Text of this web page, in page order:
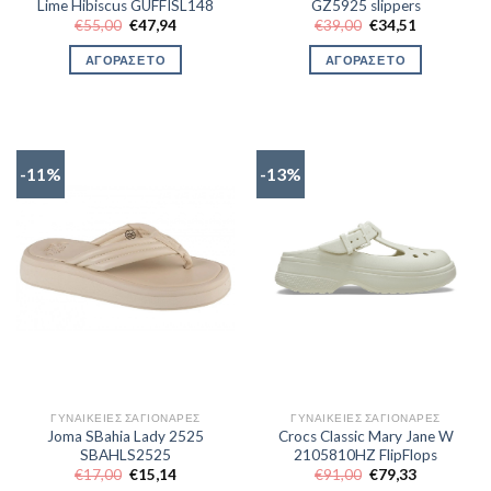
Lime Hibiscus GUFFISL148
€55,00 Original
price
was:
€55,00.
€47,94Η
τιμή
ΑΓΟΡΑΣΕ ΤΟ
GZ5925 slippers
€39,00 Original
price
was:
€39,00.
€34,51
τιμή
ΑΓΟΡΑΣΕ ΤΟ
-11%
ΓΥΝΑΙΚΕΊΕΣ ΣΑΓΙΟΝΆΡΕΣ
Joma SBahia Lady 2525
SBAHLS2525
€17,00 Original
€15,14Η
-13%
ΓΥΝΑΙΚΕΊΕΣ ΣΑΓΙΟΝΆΡΕΣ
Crocs Classic Mary Jane W
2105810HZ FlipFlops
€91,00 Original
€79,33Η